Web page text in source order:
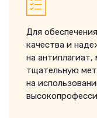
Для
качества и
на
тщательную
на